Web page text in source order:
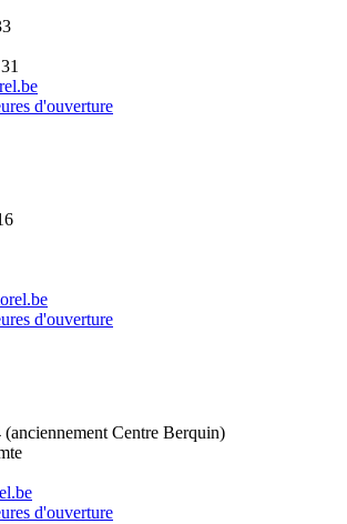
d'ouverture
d'ouverture
Centre Berquin)
d'ouverture